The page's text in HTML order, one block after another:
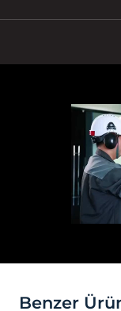
Benzer